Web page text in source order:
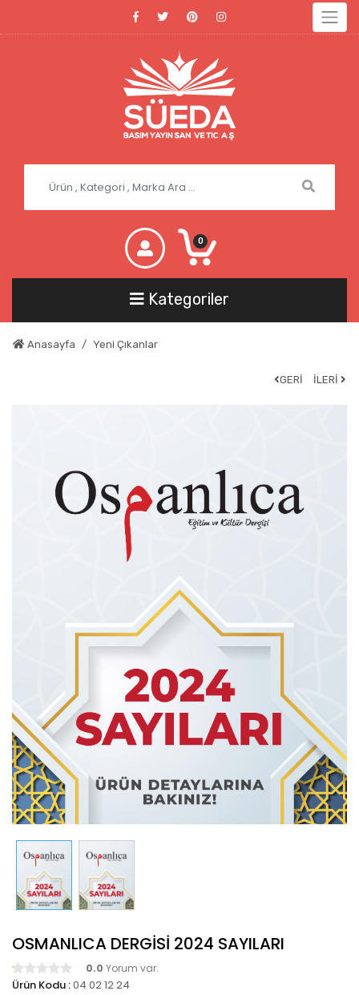
0
Kategoriler
Anasayfa Yeni Çıkanlar
GERİ İLERİ
OSMANLICA DERGİSİ 2024 SAYILARI
0.0 Yorum var.
Ürün Kodu :04 02 12 24